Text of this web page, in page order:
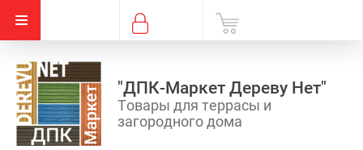
"ДПК-Маркет Дереву Нет"
Товары для террасы и
загородного дома